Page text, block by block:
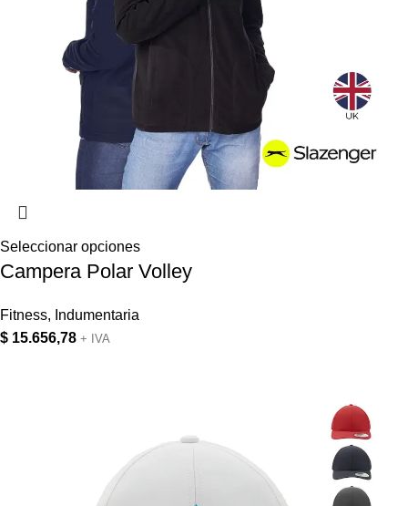
Seleccionar opciones
Campera Polar Volley
Fitness, Indumentaria
$ 15.656,78 + IVA